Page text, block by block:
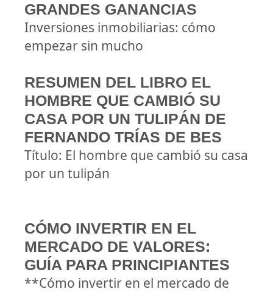
GRANDES GANANCIAS
Inversiones inmobiliarias: cómo
empezar sin mucho
RESUMEN DEL LIBRO EL
HOMBRE QUE CAMBIÓ SU
CASA POR UN TULIPÁN DE
FERNANDO TRÍAS DE BES
Título: El hombre que cambió su casa
por un tulipán
CÓMO INVERTIR EN EL
MERCADO DE VALORES:
GUÍA PARA PRINCIPIANTES
**Cómo invertir en el mercado de